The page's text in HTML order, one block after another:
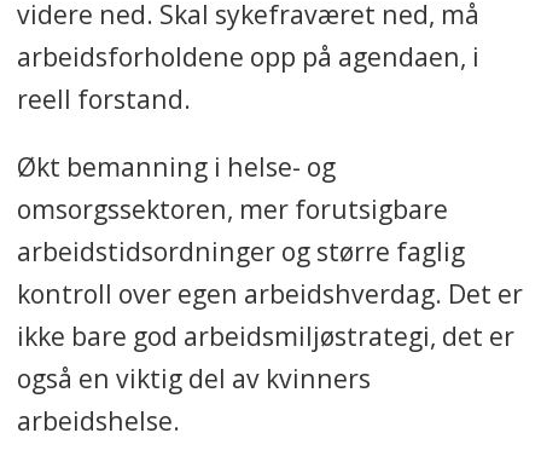
videre ned. Skal sykefraværet ned, må
arbeidsforholdene opp på agendaen, i
reell forstand.
Økt bemanning i helse- og
omsorgssektoren, mer forutsigbare
arbeidstidsordninger og større faglig
kontroll over egen arbeidshverdag. Det er
ikke bare god arbeidsmiljøstrategi, det er
også en viktig del av kvinners
arbeidshelse.